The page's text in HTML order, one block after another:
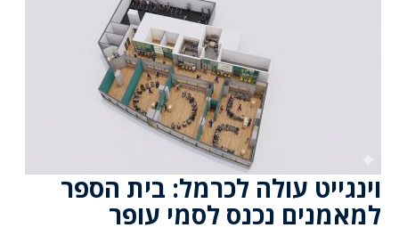
וינגייט עולה לכרמל: בית הספר
למאמנים נכנס לסמי עופר